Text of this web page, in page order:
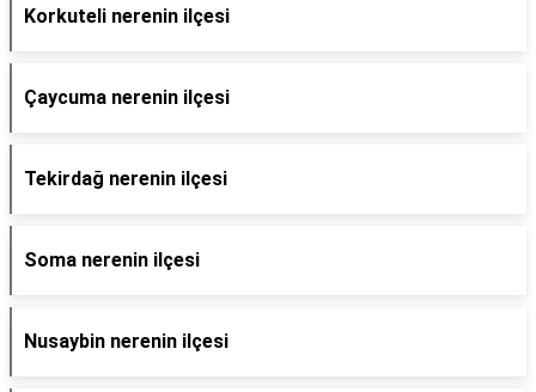
Korkuteli nerenin ilçesi
Çaycuma nerenin ilçesi
Tekirdağ nerenin ilçesi
Soma nerenin ilçesi
Nusaybin nerenin ilçesi